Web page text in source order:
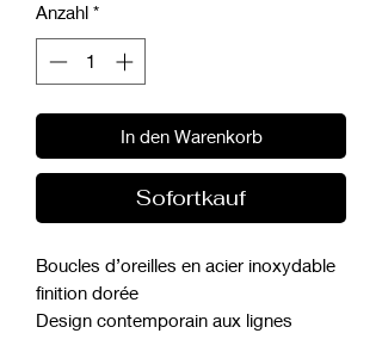
Anzahl *
In den Warenkorb
Sofortkauf
Boucles d’oreilles en acier inoxydable
finition dorée
Design contemporain aux lignes